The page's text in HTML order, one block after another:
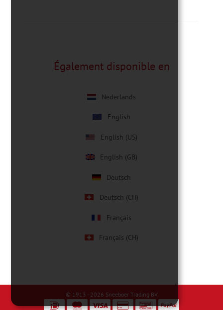
Également disponible en
Nederlands
English
English (US)
English (GB)
Deutsch
Deutsch (CH)
Français
Français (CH)
© 1913 - 2026 Sneeboer Trading BV